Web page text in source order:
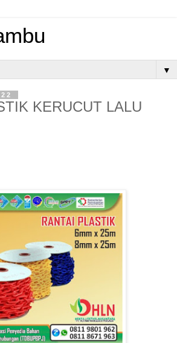
▼
KERUCUT LALU